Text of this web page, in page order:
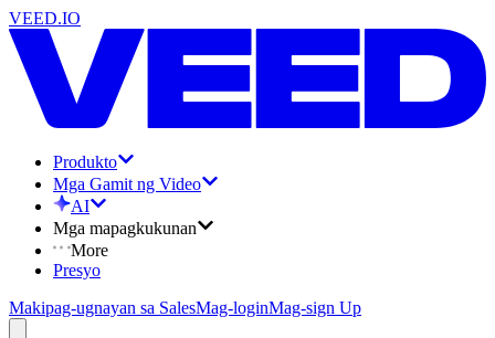
VEED.IO
Produkto
Mga Gamit ng Video
AI
Mga mapagkukunan
More
Presyo
Makipag-ugnayan sa SalesMag-loginMag-sign Up